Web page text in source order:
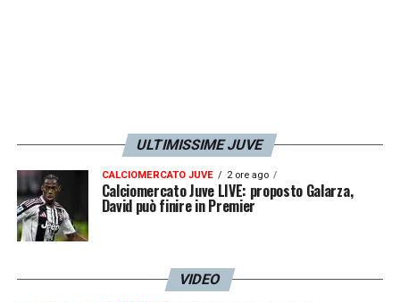
ULTIMISSIME JUVE
CALCIOMERCATO JUVE 2 ore ago
Calciomercato Juve LIVE: proposto Galarza,
David può finire in Premier
VIDEO